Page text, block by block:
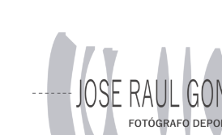
contenido